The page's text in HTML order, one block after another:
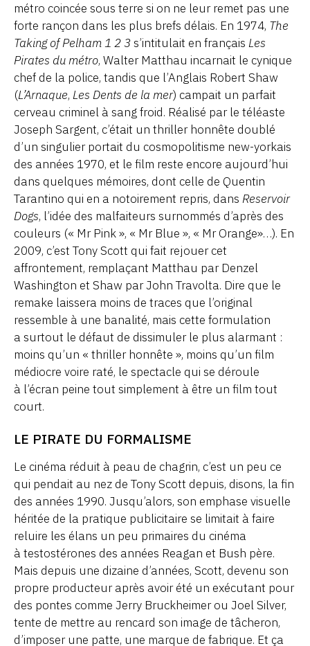
métro coincée sous terre si on ne leur remet pas une
forte rançon dans les plus brefs délais. En 1974, The
Taking of Pelham 1 2 3 s’intitulait en français Les
Pirates du métro, Walter Matthau incarnait le cynique
chef de la police, tandis que l’Anglais Robert Shaw
(L’Arnaque, Les Dents de la mer) campait un parfait
cerveau criminel à sang froid. Réalisé par le téléaste
Joseph Sargent, c’était un thriller honnête doublé
d’un singulier portait du cosmopolitisme new-yorkais
des années 1970, et le film reste encore aujourd’hui
dans quelques mémoires, dont celle de Quentin
Tarantino qui en a notoirement repris, dans Reservoir
Dogs, l’idée des malfaiteurs surnommés d’après des
couleurs (« Mr Pink », « Mr Blue », « Mr Orange»…). En
2009, c’est Tony Scott qui fait rejouer cet
affrontement, remplaçant Matthau par Denzel
Washington et Shaw par John Travolta. Dire que le
remake laissera moins de traces que l’original
ressemble à une banalité, mais cette formulation
a surtout le défaut de dissimuler le plus alarmant :
moins qu’un « thriller honnête », moins qu’un film
médiocre voire raté, le spectacle qui se déroule
à l’écran peine tout simplement à être un film tout
court.
LE PIRATE DU FORMALISME
Le cinéma réduit à peau de chagrin, c’est un peu ce
qui pendait au nez de Tony Scott depuis, disons, la fin
des années 1990. Jusqu’alors, son emphase visuelle
héritée de la pratique publicitaire se limitait à faire
reluire les élans un peu primaires du cinéma
à testostérones des années Reagan et Bush père.
Mais depuis une dizaine d’années, Scott, devenu son
propre producteur après avoir été un exécutant pour
des pontes comme Jerry Bruckheimer ou Joel Silver,
tente de mettre au rencard son image de tâcheron,
d’imposer une patte, une marque de fabrique. Et ça